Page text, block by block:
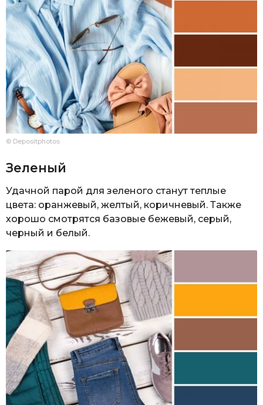
© Depositphotos
Зеленый
Удачной парой для зеленого станут теплые
цвета: оранжевый, желтый, коричневый. Также
хорошо смотрятся базовые бежевый, серый,
черный и белый.